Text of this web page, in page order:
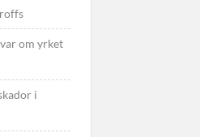
om yrket
i